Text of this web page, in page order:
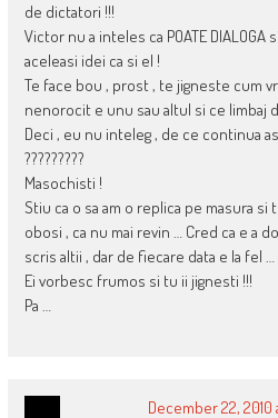
de dictatori !!!
Victor nu a inteles ca POATE
aceleasi idei ca si el !
Te face bou , prost , te jigneste cum
nenorocit e unu sau altul si ce limbaj
Deci , eu nu inteleg , de ce continua
?????????
Masochisti !
Stiu ca o sa am o replica pe masura
obosi , ca nu mai revin … Cred ca e a
scris altii , dar de fiecare data e la fel …
Ei vorbesc frumos si tu ii jignesti !!!
Pa …
December 22, 2010